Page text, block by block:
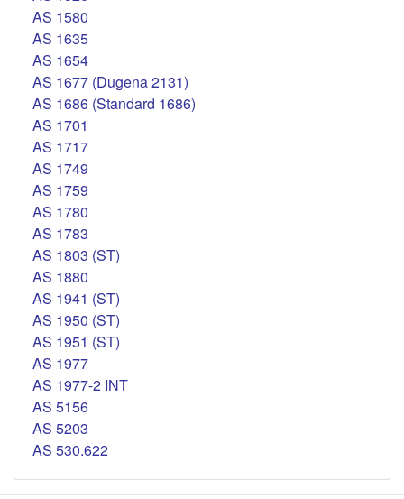
AS 1580
AS 1635
AS 1654
AS 1677 (Dugena 2131)
AS 1686 (Standard 1686)
AS 1701
AS 1717
AS 1749
AS 1759
AS 1780
AS 1783
AS 1803 (ST)
AS 1880
AS 1941 (ST)
AS 1950 (ST)
AS 1951 (ST)
AS 1977
AS 1977-2 INT
AS 5156
AS 5203
AS 530.622